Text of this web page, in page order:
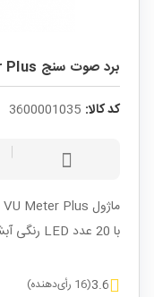
برد صوت سنج VU Meter Plus ایرانیک
کد کالا: 3600001035
با 20 عدد LED رنگی آبشاری.
3.6(16 رأی‌دهنده)